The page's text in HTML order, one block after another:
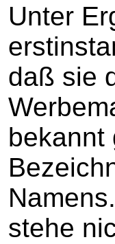
Unter
daß sie
bekannt
stehe